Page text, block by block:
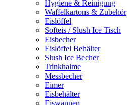
Hygiene & Reinigung
Waffelkartons & Zubehör
Eislöffel
Softeis / Slush Ice Tisch
Eisbecher
Eislöffel Behälter
Slush Ice Becher
Trinkhalme
Messbecher
Eimer
Eisbehälter
Eiswannen